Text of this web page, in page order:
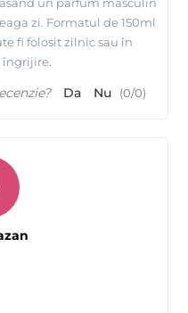
un parfum masculin
zi. Formatul de 150ml
fi folosit zilnic sau în
îngrijire.
Da Nu (0/0)